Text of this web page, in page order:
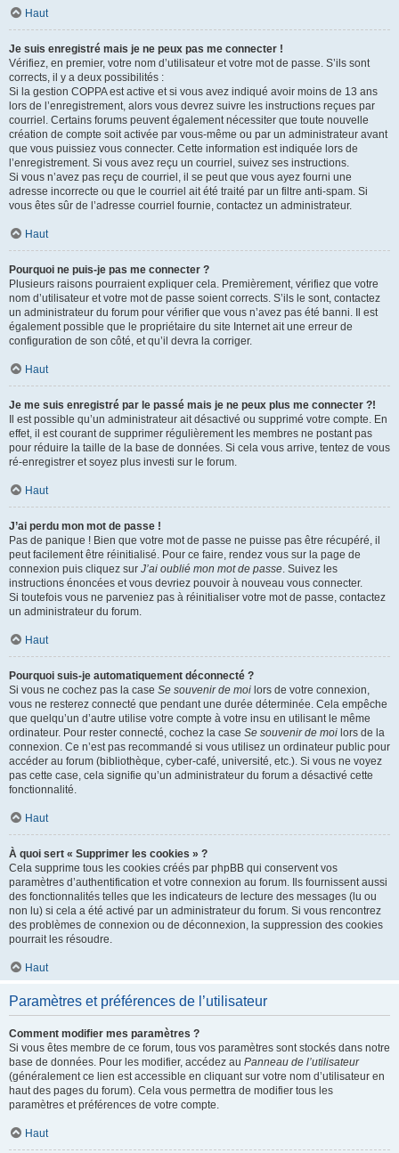
Haut
Je suis enregistré mais je ne peux pas me connecter !
Vérifiez, en premier, votre nom d’utilisateur et votre mot de passe. S’ils sont
corrects, il y a deux possibilités :
Si la gestion COPPA est active et si vous avez indiqué avoir moins de 13 ans
lors de l’enregistrement, alors vous devrez suivre les instructions reçues par
courriel. Certains forums peuvent également nécessiter que toute nouvelle
création de compte soit activée par vous-même ou par un administrateur avant
que vous puissiez vous connecter. Cette information est indiquée lors de
l’enregistrement. Si vous avez reçu un courriel, suivez ses instructions.
Si vous n’avez pas reçu de courriel, il se peut que vous ayez fourni une
adresse incorrecte ou que le courriel ait été traité par un filtre anti-spam. Si
vous êtes sûr de l’adresse courriel fournie, contactez un administrateur.
Haut
Pourquoi ne puis-je pas me connecter ?
Plusieurs raisons pourraient expliquer cela. Premièrement, vérifiez que votre
nom d’utilisateur et votre mot de passe soient corrects. S’ils le sont, contactez
un administrateur du forum pour vérifier que vous n’avez pas été banni. Il est
également possible que le propriétaire du site Internet ait une erreur de
configuration de son côté, et qu’il devra la corriger.
Haut
Je me suis enregistré par le passé mais je ne peux plus me connecter ?!
Il est possible qu’un administrateur ait désactivé ou supprimé votre compte. En
effet, il est courant de supprimer régulièrement les membres ne postant pas
pour réduire la taille de la base de données. Si cela vous arrive, tentez de vous
ré-enregistrer et soyez plus investi sur le forum.
Haut
J’ai perdu mon mot de passe !
Pas de panique ! Bien que votre mot de passe ne puisse pas être récupéré, il
peut facilement être réinitialisé. Pour ce faire, rendez vous sur la page de
connexion puis cliquez sur J’ai oublié mon mot de passe. Suivez les
instructions énoncées et vous devriez pouvoir à nouveau vous connecter.
Si toutefois vous ne parveniez pas à réinitialiser votre mot de passe, contactez
un administrateur du forum.
Haut
Pourquoi suis-je automatiquement déconnecté ?
Si vous ne cochez pas la case Se souvenir de moi lors de votre connexion,
vous ne resterez connecté que pendant une durée déterminée. Cela empêche
que quelqu’un d’autre utilise votre compte à votre insu en utilisant le même
ordinateur. Pour rester connecté, cochez la case Se souvenir de moi lors de la
connexion. Ce n’est pas recommandé si vous utilisez un ordinateur public pour
accéder au forum (bibliothèque, cyber-café, université, etc.). Si vous ne voyez
pas cette case, cela signifie qu’un administrateur du forum a désactivé cette
fonctionnalité.
Haut
À quoi sert « Supprimer les cookies » ?
Cela supprime tous les cookies créés par phpBB qui conservent vos
paramètres d’authentification et votre connexion au forum. Ils fournissent aussi
des fonctionnalités telles que les indicateurs de lecture des messages (lu ou
non lu) si cela a été activé par un administrateur du forum. Si vous rencontrez
des problèmes de connexion ou de déconnexion, la suppression des cookies
pourrait les résoudre.
Haut
Paramètres et préférences de l’utilisateur
Comment modifier mes paramètres ?
Si vous êtes membre de ce forum, tous vos paramètres sont stockés dans notre
base de données. Pour les modifier, accédez au Panneau de l’utilisateur
(généralement ce lien est accessible en cliquant sur votre nom d’utilisateur en
haut des pages du forum). Cela vous permettra de modifier tous les
paramètres et préférences de votre compte.
Haut